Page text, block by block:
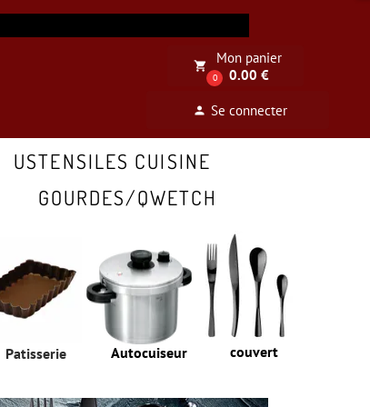
person Se connecter
couvert
USTENSILES CUISINE
GOURDES/QWETCH
local_grocery_store
0
Mon panier
0.00 €
Patisserie Autocuiseur